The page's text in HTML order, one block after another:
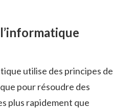
utilise des principes de
pour résoudre des
plus rapidement que